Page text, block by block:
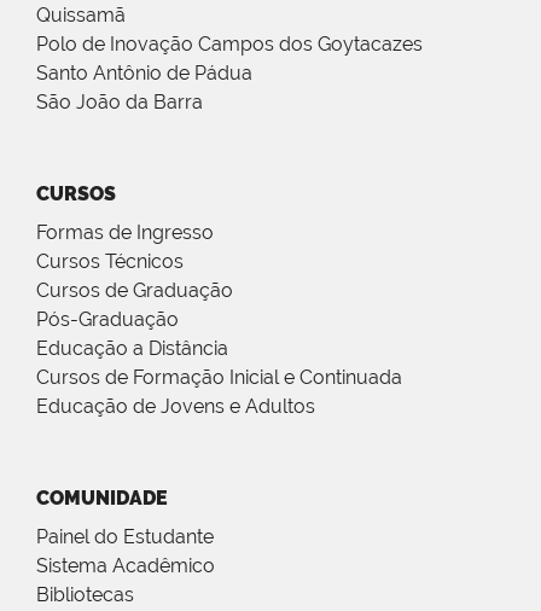
Quissamã
Polo de Inovação Campos dos Goytacazes
Santo Antônio de Pádua
São João da Barra
CURSOS
Formas de Ingresso
Cursos Técnicos
Cursos de Graduação
Pós-Graduação
Educação a Distância
Cursos de Formação Inicial e Continuada
Educação de Jovens e Adultos
COMUNIDADE
Painel do Estudante
Sistema Acadêmico
Bibliotecas